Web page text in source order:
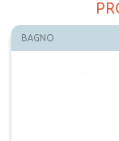
BAGNO